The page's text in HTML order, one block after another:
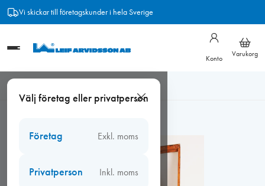
Hoppa
Vi skickar till företagskunder i hela Sverige
Konto
Varukorg
Välj företag eller privatperson
Företag Exkl. moms
Privatperson Inkl. moms
Isolering 190 x 270 cm